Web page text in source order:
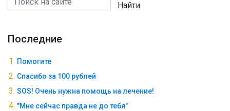
Найти
Последние
Помогите
Спасибо за 100 рублей
SOS! Очень нужна помощь на лечение!
"Мне сейчас правда не до тебя"